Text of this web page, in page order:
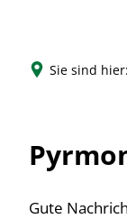
Sie sind hier:
Gute